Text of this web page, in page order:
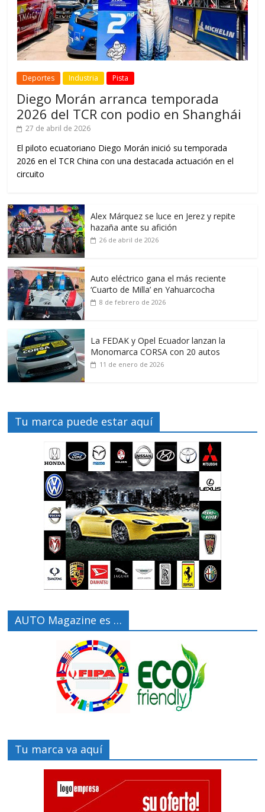
Deportes Industria Pista
Diego Morán arranca temporada
2026 del TCR con podio en Shanghái
27 de abril de 2026
El piloto ecuatoriano Diego Morán inició su temporada
2026 en el TCR China con una destacada actuación en el
circuito
Alex Márquez se luce en Jerez y repite
hazaña ante su afición
26 de abril de 2026
Auto eléctrico gana el más reciente
‘Cuarto de Milla’ en Yahuarcocha
8 de febrero de 2026
La FEDAK y Opel Ecuador lanzan la
Monomarca CORSA con 20 autos
11 de enero de 2026
Tu marca puede estar aquí
AUTO Magazine es …
Tu marca va aquí